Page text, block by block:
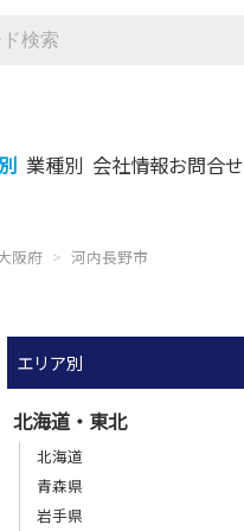
業種別 会社情報お問合せ
阪府 河内長野市
エリア別
北海道・東北
北海道
青森県
岩手県